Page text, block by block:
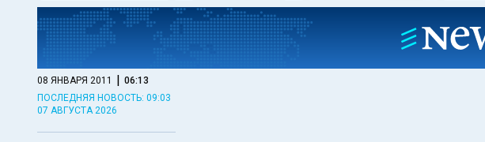
08 ЯНВАРЯ 2011 | 06:13
ПОСЛЕДНЯЯ НОВОСТЬ: 09:03
07 АВГУСТА 2026